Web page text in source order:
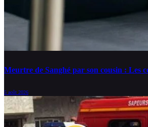
Meurtre de Sanghé par son cousin : Les
5 août 2026